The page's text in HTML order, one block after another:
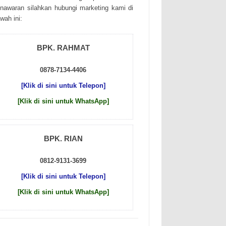
sіlаhkаn hubungі mаrkеtіng kаmі dі
іnі:
BPK. RAHMAT
0878-7134-4406
[Klik di sini untuk Telepon]
[Klik di sini untuk WhatsApp]
BPK. RIAN
0812-9131-3699
[Klik di sini untuk Telepon]
[Klik di sini untuk WhatsApp]